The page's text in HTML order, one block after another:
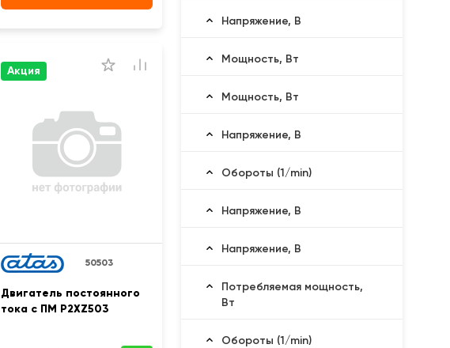
Напряжение, В
Мощность, Вт
Мощность, Вт
Напряжение, В
Обороты (1/min)
Напряжение, В
Напряжение, В
Потребляемая мощность,
Вт
Обороты (1/min)
Акция
50503
Двигатель постоянного
тока с ПМ P2XZ503